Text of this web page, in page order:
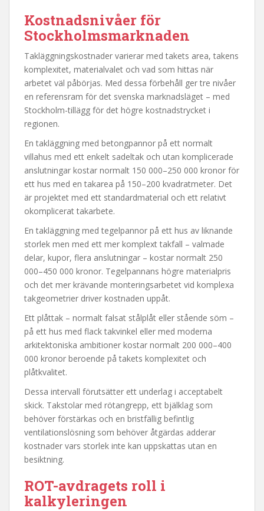
Kostnadsnivåer för
Stockholmsmarknaden
Takläggningskostnader varierar med takets area, takens
komplexitet, materialvalet och vad som hittas när
arbetet väl påbörjas. Med dessa förbehåll ger tre nivåer
en referensram för det svenska marknadsläget – med
Stockholm-tillägg för det högre kostnadstrycket i
regionen.
En takläggning med betongpannor på ett normalt
villahus med ett enkelt sadeltak och utan komplicerade
anslutningar kostar normalt 150 000–250 000 kronor för
ett hus med en takarea på 150–200 kvadratmeter. Det
är projektet med ett standardmaterial och ett relativt
okomplicerat takarbete.
En takläggning med tegelpannor på ett hus av liknande
storlek men med ett mer komplext takfall – valmade
delar, kupor, flera anslutningar – kostar normalt 250
000–450 000 kronor. Tegelpannans högre materialpris
och det mer krävande monteringsarbetet vid komplexa
takgeometrier driver kostnaden uppåt.
Ett plåttak – normalt falsat stålplåt eller stående söm –
på ett hus med flack takvinkel eller med moderna
arkitektoniska ambitioner kostar normalt 200 000–400
000 kronor beroende på takets komplexitet och
plåtkvalitet.
Dessa intervall förutsätter ett underlag i acceptabelt
skick. Takstolar med rötangrepp, ett bjälklag som
behöver förstärkas och en bristfällig befintlig
ventilationslösning som behöver åtgärdas adderar
kostnader vars storlek inte kan uppskattas utan en
besiktning.
ROT-avdragets roll i
kalkyleringen